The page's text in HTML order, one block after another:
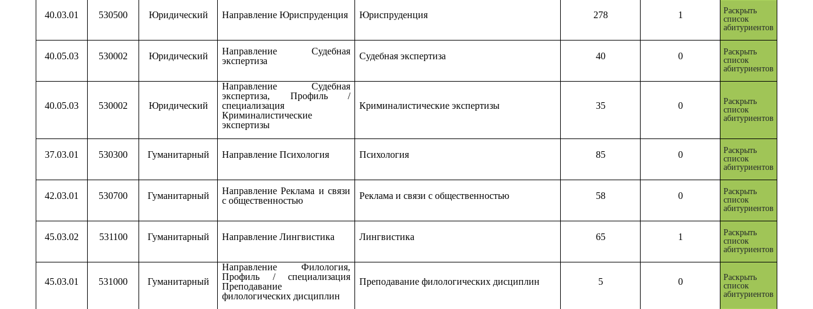
40.03.01 530500 Юридический Направление Юриспруденция Юриспруденция 278 1
Раскрыть
список
абитуриентов
40.05.03 530002 Юридический
Направление Судебная
экспертиза
Судебная экспертиза 40 0
Раскрыть
список
абитуриентов
40.05.03 530002 Юридический
Направление Судебная
экспертиза, Профиль /
специализация
Криминалистические
экспертизы
Криминалистические экспертизы 35 0
Раскрыть
список
абитуриентов
37.03.01 530300 Гуманитарный Направление Психология Психология 85 0
Раскрыть
список
абитуриентов
42.03.01 530700 Гуманитарный
Направление Реклама и связи
с общественностью
Реклама и связи с общественностью 58 0
Раскрыть
список
абитуриентов
45.03.02 531100 Гуманитарный Направление Лингвистика Лингвистика 65 1
Раскрыть
список
абитуриентов
45.03.01 531000 Гуманитарный
Направление Филология,
Профиль / специализация
Преподавание
филологических дисциплин
Преподавание филологических дисциплин 5 0
Раскрыть
список
абитуриентов